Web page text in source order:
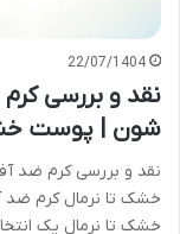
22/07/1404
شون | پوست
خشک تا نرمال یک